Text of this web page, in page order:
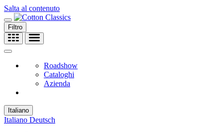
Salta al contenuto
Filtro
Roadshow
Cataloghi
Azienda
Italiano
Italiano Deutsch